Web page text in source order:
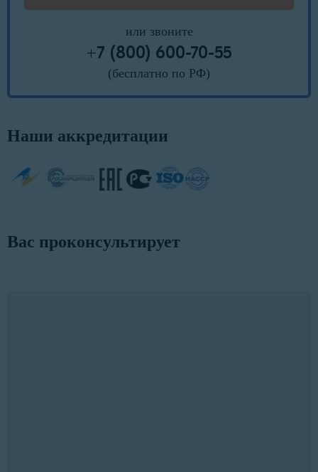
или звоните
+7 (800) 600-70-55
(бесплатно по РФ)
Наши аккредитации
Вас проконсультирует